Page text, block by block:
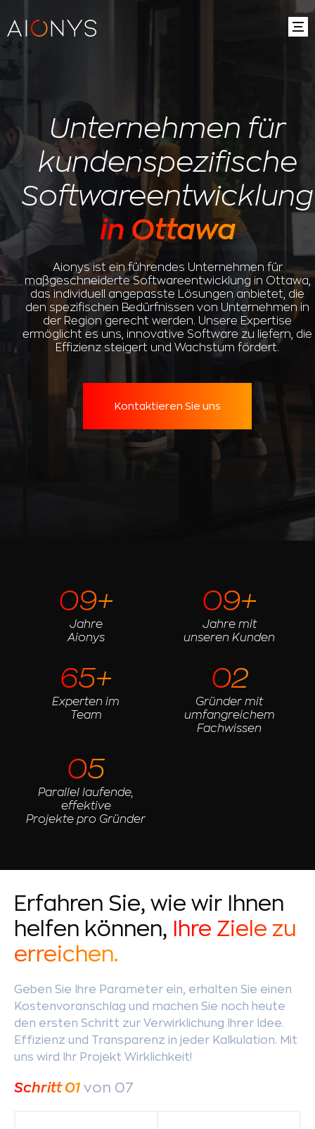
Unternehmen für
kundenspezifische
Softwareentwicklung
in Ottawa
Aionys ist ein führendes Unternehmen für
maßgeschneiderte Softwareentwicklung in Ottawa,
das individuell angepasste Lösungen anbietet, die
den spezifischen Bedürfnissen von Unternehmen in
der Region gerecht werden. Unsere Expertise
ermöglicht es uns, innovative Software zu liefern, die
Effizienz steigert und Wachstum fördert.
Kontaktieren Sie uns
09+
Jahre
Aionys
09+
Jahre mit
unseren Kunden
65+
Experten im
Team
02
Gründer mit
umfangreichem
Fachwissen
05
Parallel laufende,
effektive
Projekte pro Gründer
Erfahren Sie, wie wir Ihnen
helfen können,
Ihre Ziele zu
erreichen.
Geben Sie Ihre Parameter ein, erhalten Sie einen
Kostenvoranschlag und machen Sie noch heute
den ersten Schritt zur Verwirklichung Ihrer Idee.
Effizienz und Transparenz in jeder Kalkulation. Mit
uns wird Ihr Projekt Wirklichkeit!
Schritt01 von 07